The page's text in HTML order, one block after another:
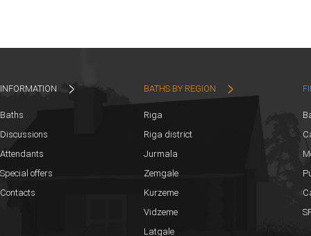
INFORMATION
Baths
Discussions
Attendants
Special offers
Contacts
BATHS BY REGION
Riga
Riga district
Jurmala
Zemgale
Kurzeme
Vidzeme
Latgale